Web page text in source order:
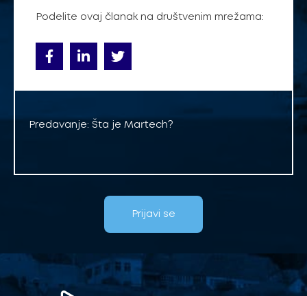
Podelite ovaj članak na društvenim mrežama:
Predavanje: Šta je Martech?
Prijavi se